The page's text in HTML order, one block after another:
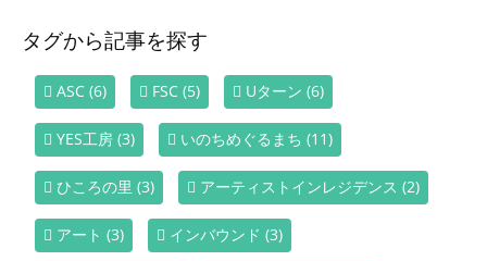
タグから記事を探す
ASC (6) FSC (5) Uターン (6)
YES工房 (3) いのちめぐるまち (11)
ひころの里 (3) アーティストインレジデンス (2)
アート (3) インバウンド (3)